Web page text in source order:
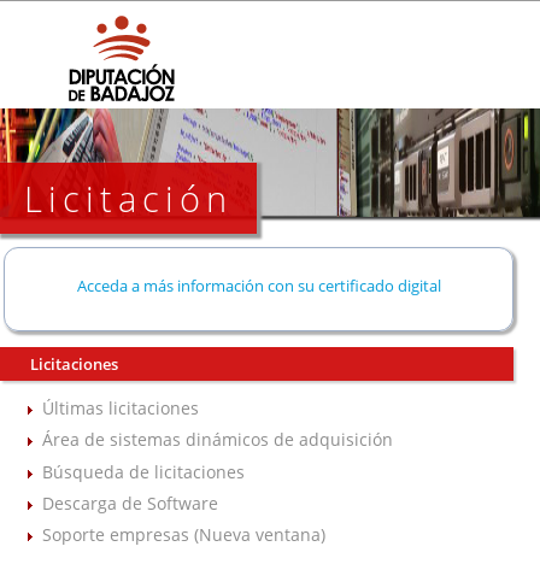
Licitación
Acceda a más información con su certificado digital
Licitaciones
Últimas licitaciones
Área de sistemas dinámicos de adquisición
Búsqueda de licitaciones
Descarga de Software
Soporte empresas (Nueva ventana)